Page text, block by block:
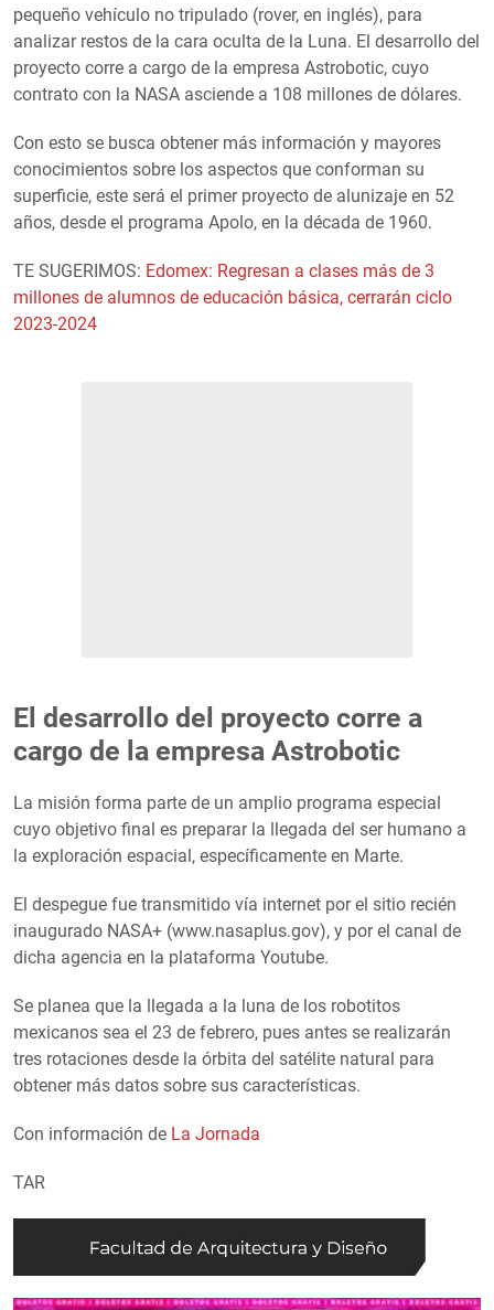
pequeño vehículo no tripulado (rover, en inglés), para
analizar restos de la cara oculta de la Luna. El desarrollo del
proyecto corre a cargo de la empresa Astrobotic, cuyo
contrato con la NASA asciende a 108 millones de dólares.
Con esto se busca obtener más información y mayores
conocimientos sobre los aspectos que conforman su
superficie, este será el primer proyecto de alunizaje en 52
años, desde el programa Apolo, en la década de 1960.
TE SUGERIMOS: Edomex: Regresan a clases más de 3
millones de alumnos de educación básica, cerrarán ciclo
2023-2024
El desarrollo del proyecto corre a
cargo de la empresa Astrobotic
La misión forma parte de un amplio programa especial
cuyo objetivo final es preparar la llegada del ser humano a
la exploración espacial, específicamente en Marte.
El despegue fue transmitido vía internet por el sitio recién
inaugurado NASA+ (www.nasaplus.gov), y por el canal de
dicha agencia en la plataforma Youtube.
Se planea que la llegada a la luna de los robotitos
mexicanos sea el 23 de febrero, pues antes se realizarán
tres rotaciones desde la órbita del satélite natural para
obtener más datos sobre sus características.
Con información de La Jornada
TAR